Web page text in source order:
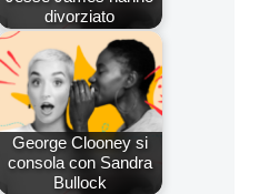
divorziato
George Clooney si
consola con Sandra
Bullock